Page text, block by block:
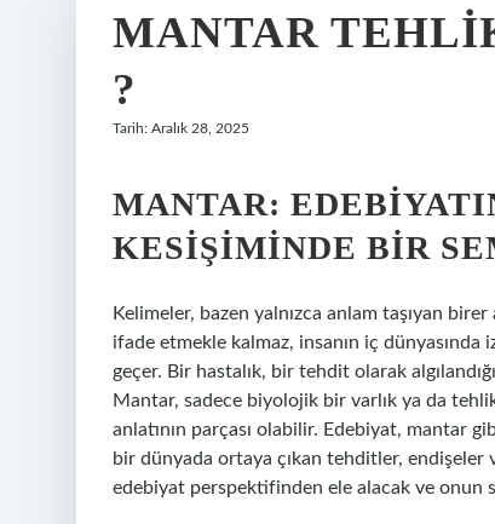
MANTAR
?
Tarih: Aralık 28, 2025
MANTAR:
KESIŞIMINDE BIR
Kelimeler, bazen yalnızca anlam taşıyan
ifade etmekle kalmaz, insanın iç
geçer. Bir hastalık, bir tehdit olarak
Mantar, sadece biyolojik bir varlık ya da
anlatının parçası olabilir. Edebiyat, mantar
bir dünyada ortaya çıkan tehditler, endişeler
edebiyat perspektifinden ele alacak ve onun